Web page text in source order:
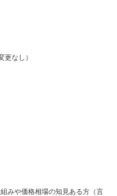
更なし）
みや価格相場の知見ある方（言